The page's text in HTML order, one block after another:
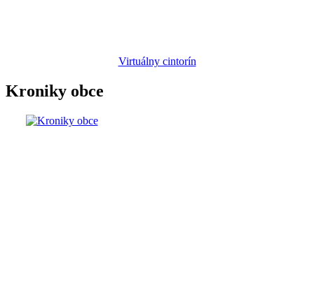
Virtuálny cintorín
Kroniky obce